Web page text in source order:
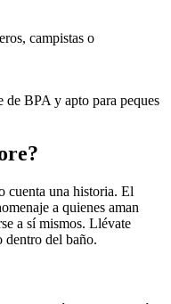
campistas o
BPA y apto para peques
cuenta una historia. El
a quienes aman
a sí mismos. Llévate
dentro del baño.